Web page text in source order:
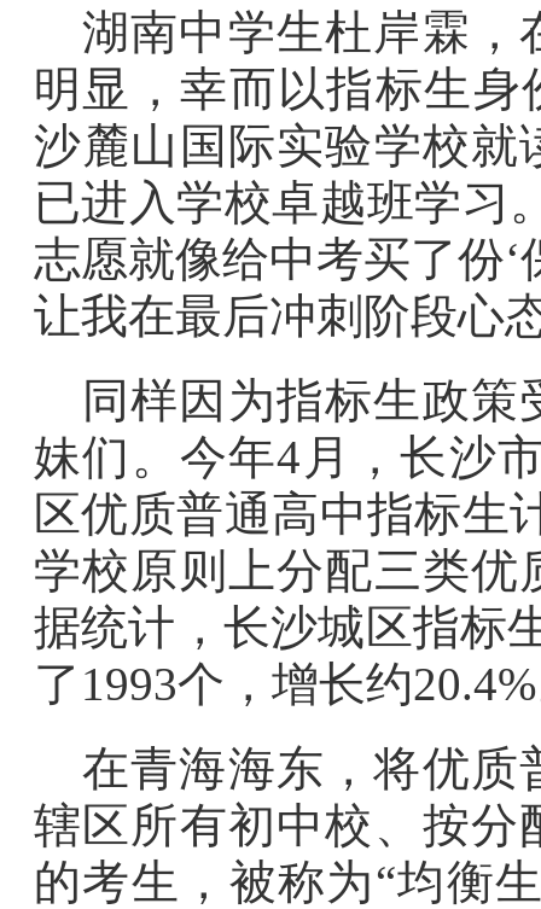
湖南中学生杜岸霖，
明显，幸而以指标生身
沙麓山国际实验学校就
已进入学校卓越班学习
志愿就像给中考买了份
让我在最后冲刺阶段心
同样因为指标生政
妹们。今年4月，长沙
区优质普通高中指标生
学校原则上分配三类优
据统计，长沙城区指标
了1993个，增长约
在青海海东，将优质
辖区所有初中校、按分
的考生，被称为“均衡